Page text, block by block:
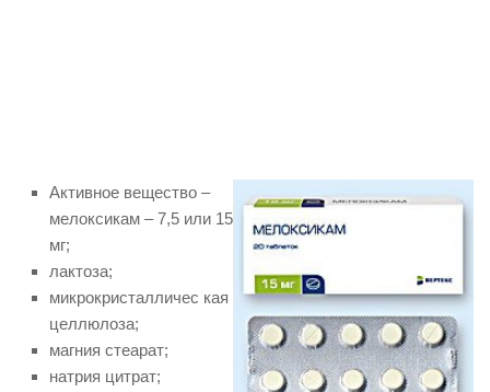
Активное вещество –
мелоксикам – 7,5 или 15
мг;
лактоза;
микрокристалличес кая
целлюлоза;
магния стеарат;
натрия цитрат;